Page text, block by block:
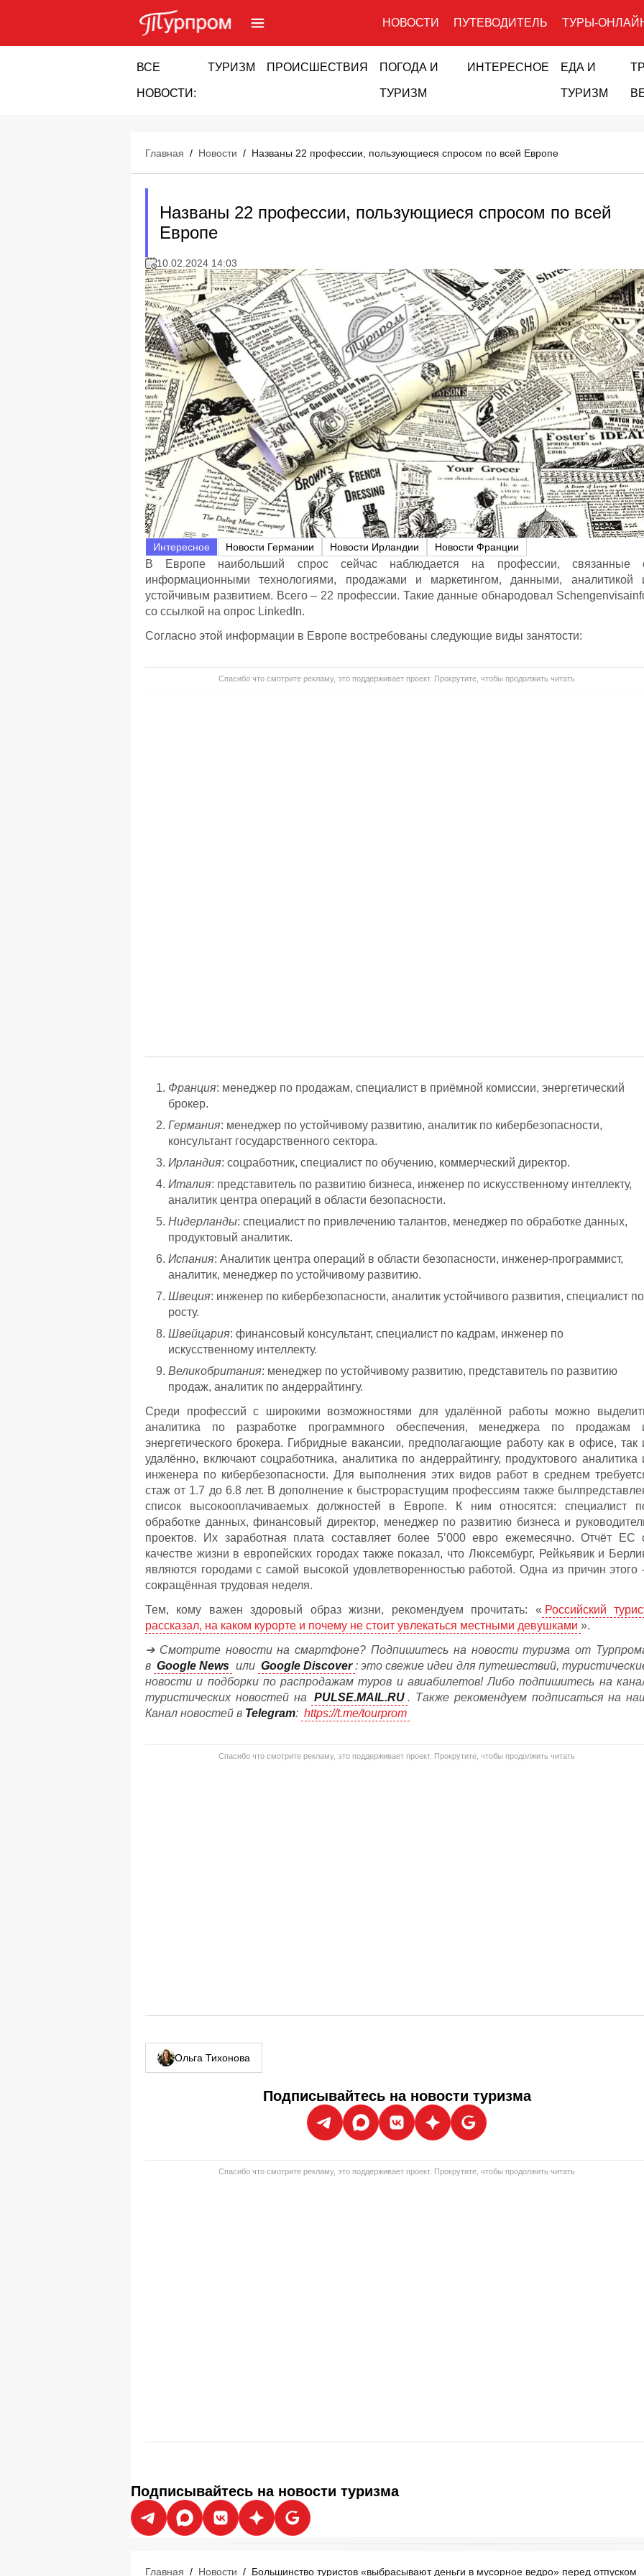
НОВОСТИ ПУТЕВОДИТЕЛЬ ТУРЫ-
ВСЕ
НОВОСТИ:
ТУРИЗМ ПРОИСШЕСТВИЯ ПОГОДА И
ТУРИЗМ
ИНТЕРЕСНОЕ ЕДА И
ТУРИЗМ
Главная / Новости / Названы 22 профессии, пользующиеся спросом по всей Европе
Названы 22 профессии, пользующиеся спросом по всей
Европе
10.02.2024 14:03
Интересное Новости Германии Новости Ирландии Новости Франции
В Европе наибольший спрос сейчас наблюдается на профессии, связанные
информационными технологиями, продажами и маркетингом, данными, аналитикой
устойчивым развитием. Всего – 22 профессии. Такие данные обнародовал
со ссылкой на опрос LinkedIn.
Согласно этой информации в Европе востребованы следующие виды занятости:
Спасибо что смотрите рекламу, это поддерживает проект. Прокрутите, чтобы продолжить читать
Франция: менеджер по продажам, специалист в приёмной комиссии, энергетический
брокер.
Германия: менеджер по устойчивому развитию, аналитик по кибербезопасности,
консультант государственного сектора.
Ирландия: соцработник, специалист по обучению, коммерческий директор.
Италия: представитель по развитию бизнеса, инженер по искусственному интеллекту,
аналитик центра операций в области безопасности.
Нидерланды: специалист по привлечению талантов, менеджер по обработке данных,
продуктовый аналитик.
Испания: Аналитик центра операций в области безопасности, инженер-программист,
аналитик, менеджер по устойчивому развитию.
Швеция: инженер по кибербезопасности, аналитик устойчивого развития, специалист по
росту.
Швейцария: финансовый консультант, специалист по кадрам, инженер по
искусственному интеллекту.
Великобритания: менеджер по устойчивому развитию, представитель по развитию
продаж, аналитик по андеррайтингу.
Среди профессий с широкими возможностями для удалённой работы можно
аналитика по разработке программного обеспечения, менеджера по продажам
энергетического брокера. Гибридные вакансии, предполагающие работу как в офисе, так
удалённо, включают соцработника, аналитика по андеррайтингу, продуктового аналитика
инженера по кибербезопасности. Для выполнения этих видов работ в среднем
стаж от 1.7 до 6.8 лет. В дополнение к быстрорастущим профессиям также
список высокооплачиваемых должностей в Европе. К ним относятся: специалист
обработке данных, финансовый директор, менеджер по развитию бизнеса и
проектов. Их заработная плата составляет более 5’000 евро ежемесячно. Отчёт ЕС
качестве жизни в европейских городах также показал, что Люксембург, Рейкьявик и
являются городами с самой высокой удовлетворенностью работой. Одна из причин этого
сокращённая трудовая неделя.
Тем, кому важен здоровый образ жизни, рекомендуем прочитать: « Российский
рассказал, на каком курорте и почему не стоит увлекаться местными девушками ».
➔ Смотрите новости на смартфоне? Подпишитесь на новости туризма от
в Google News или Google Discover : это свежие идеи для путешествий,
новости и подборки по распродажам туров и авиабилетов! Либо подпишитесь на
туристических новостей на
PULSE.MAIL.RU . Также рекомендуем подписаться на
Канал новостей в Telegram: https://t.me/tourprom
Спасибо что смотрите рекламу, это поддерживает проект. Прокрутите, чтобы продолжить читать
Ольга Тихонова
Подписывайтесь на новости туризма
Спасибо что смотрите рекламу, это поддерживает проект. Прокрутите, чтобы продолжить читать
Подписывайтесь на новости туризма
Главная / Новости / Большинство туристов «выбрасывают деньги в мусорное ведро» перед отпуском